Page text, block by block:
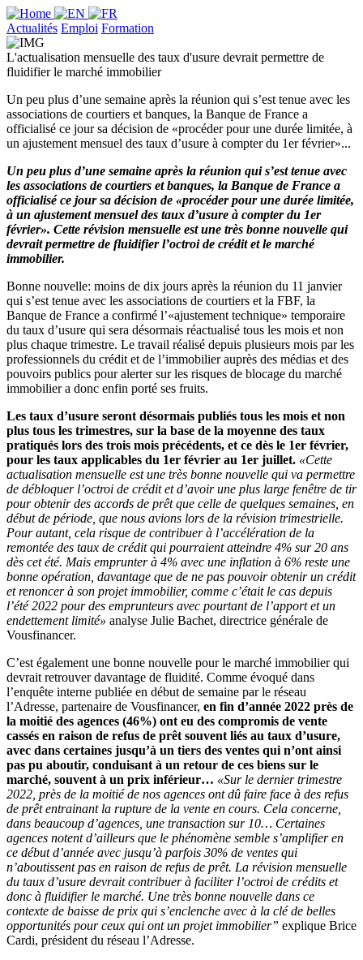
Actualités Emploi Formation
L'actualisation mensuelle des taux d'usure devrait permettre de
fluidifier le marché immobilier
Un peu plus d’une semaine après la réunion qui s’est tenue avec les
associations de courtiers et banques, la Banque de France a
officialisé ce jour sa décision de «procéder pour une durée limitée, à
un ajustement mensuel des taux d’usure à compter du 1er février»...
Un peu plus d’une semaine après la réunion qui s’est tenue avec
les associations de courtiers et banques, la Banque de France a
officialisé ce jour sa décision de «procéder pour une durée limitée,
à un ajustement mensuel des taux d’usure à compter du 1er
février». Cette révision mensuelle est une très bonne nouvelle qui
devrait permettre de fluidifier l’octroi de crédit et le marché
immobilier.
Bonne nouvelle: moins de dix jours après la réunion du 11 janvier
qui s’est tenue avec les associations de courtiers et la FBF, la
Banque de France a confirmé l’«ajustement technique» temporaire
du taux d’usure qui sera désormais réactualisé tous les mois et non
plus chaque trimestre. Le travail réalisé depuis plusieurs mois par les
professionnels du crédit et de l’immobilier auprès des médias et des
pouvoirs publics pour alerter sur les risques de blocage du marché
immobilier a donc enfin porté ses fruits.
Les taux d’usure seront désormais publiés tous les mois et non
plus tous les trimestres, sur la base de la moyenne des taux
pratiqués lors des trois mois précédents, et ce dès le 1er février,
pour les taux applicables du 1er février au 1er juillet. «Cette
actualisation mensuelle est une très bonne nouvelle qui va permettre
de débloquer l’octroi de crédit et d’avoir une plus large fenêtre de tir
pour obtenir des accords de prêt que celle de quelques semaines, en
début de période, que nous avions lors de la révision trimestrielle.
Pour autant, cela risque de contribuer à l’accélération de la
remontée des taux de crédit qui pourraient atteindre 4% sur 20 ans
dès cet été. Mais emprunter à 4% avec une inflation à 6% reste une
bonne opération, davantage que de ne pas pouvoir obtenir un crédit
et renoncer à son projet immobilier, comme c’était le cas depuis
l’été 2022 pour des emprunteurs avec pourtant de l’apport et un
endettement limité» analyse Julie Bachet, directrice générale de
Vousfinancer.
C’est également une bonne nouvelle pour le marché immobilier qui
devrait retrouver davantage de fluidité. Comme évoqué dans
l’enquête interne publiée en début de semaine par le réseau
l’Adresse, partenaire de Vousfinancer, en fin d’année 2022 près de
la moitié des agences (46%) ont eu des compromis de vente
cassés en raison de refus de prêt souvent liés au taux d’usure,
avec dans certaines jusqu’à un tiers des ventes qui n’ont ainsi
pas pu aboutir, conduisant à un retour de ces biens sur le
marché, souvent à un prix inférieur… «Sur le dernier trimestre
2022, près de la moitié de nos agences ont dû faire face à des refus
de prêt entrainant la rupture de la vente en cours. Cela concerne,
dans beaucoup d’agences, une transaction sur 10… Certaines
agences notent d’ailleurs que le phénomène semble s’amplifier en
ce début d’année avec jusqu’à parfois 30% de ventes qui
n’aboutissent pas en raison de refus de prêt. La révision mensuelle
du taux d’usure devrait contribuer à faciliter l’octroi de crédits et
donc à fluidifier le marché. Une très bonne nouvelle dans ce
contexte de baisse de prix qui s’enclenche avec à la clé de belles
opportunités pour ceux qui ont un projet immobilier” explique Brice
Cardi, président du réseau l’Adresse.